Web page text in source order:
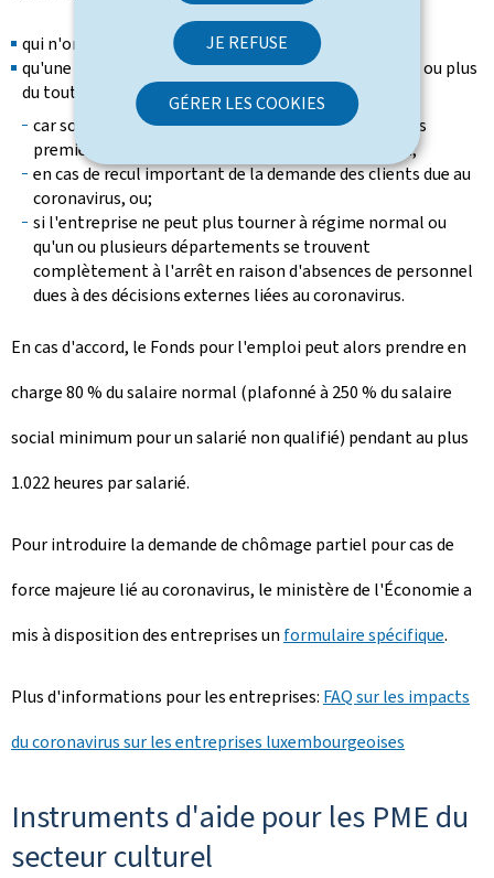
JE REFUSE
GÉRER LES COOKIES
qui n'ont pas de certificat d'incapacité de travail;
qu'une entreprise ne peut plus occuper à temps plein ou plus
du tout occuper:
car son fournisseur ne peut plus la livrer en matières
premières pour des raisons dues au coronavirus, ou;
en cas de recul important de la demande des clients due au
coronavirus, ou;
si l'entreprise ne peut plus tourner à régime normal ou
qu'un ou plusieurs départements se trouvent
complètement à l'arrêt en raison d'absences de personnel
dues à des décisions externes liées au coronavirus.
En cas d'accord, le Fonds pour l'emploi peut alors prendre en
charge 80 % du salaire normal (plafonné à 250 % du salaire
social minimum pour un salarié non qualifié) pendant au plus
1.022 heures par salarié.
Pour introduire la demande de chômage partiel pour cas de
force majeure lié au coronavirus, le ministère de l'Économie a
mis à disposition des entreprises un formulaire spécifique.
Plus d'informations pour les entreprises: FAQ sur les impacts
du coronavirus sur les entreprises luxembourgeoises
Instruments d'aide pour les PME du
secteur culturel